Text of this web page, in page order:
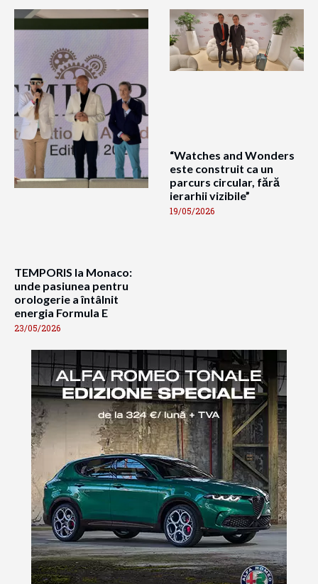
TEMPORIS la Monaco:
unde pasiunea pentru
orologerie a întâlnit
energia Formula E
23/05/2026
“Watches and Wonders
este construit ca un
parcurs circular, fără
ierarhii vizibile”
19/05/2026